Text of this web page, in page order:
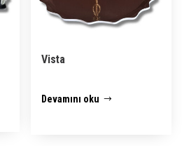
Vista
Devamını oku